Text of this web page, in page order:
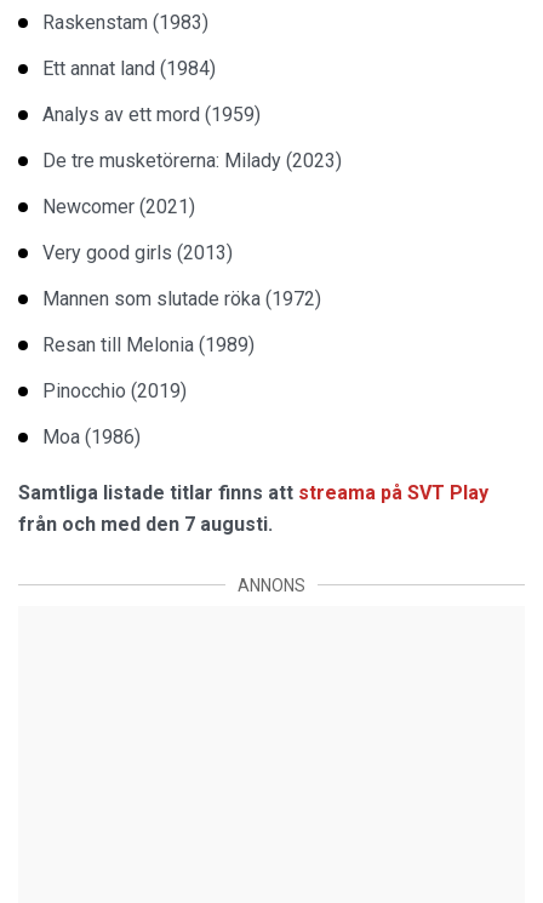
Raskenstam (1983)
Ett annat land (1984)
Analys av ett mord (1959)
De tre musketörerna: Milady (2023)
Newcomer (2021)
Very good girls (2013)
Mannen som slutade röka (1972)
Resan till Melonia (1989)
Pinocchio (2019)
Moa (1986)
Samtliga listade titlar finns att streama på SVT Play
från och med den 7 augusti.
ANNONS